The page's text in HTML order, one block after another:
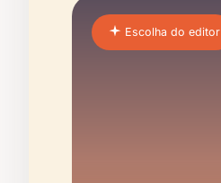
Escolha do editor